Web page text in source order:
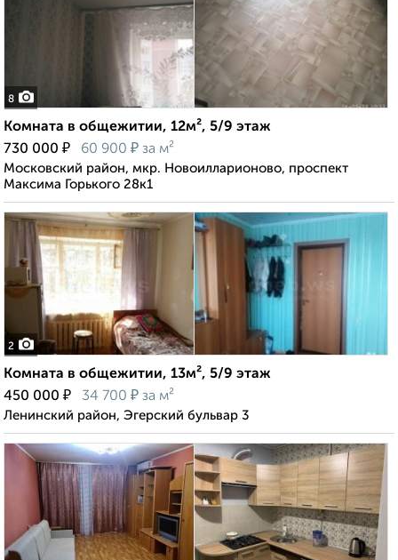
8
Комната в общежитии, 12м², 5/9 этаж
730 000 ₽ 60 900 ₽ за м²
Московский район, мкр. Новоилларионово, проспект
Максима Горького 28к1
2
Комната в общежитии, 13м², 5/9 этаж
450 000 ₽ 34 700 ₽ за м²
Ленинский район, Эгерский бульвар 3